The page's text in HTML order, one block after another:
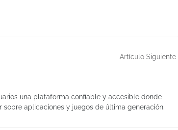
Artículo Siguiente
una plataforma confiable y accesible donde
aplicaciones y juegos de última generación.